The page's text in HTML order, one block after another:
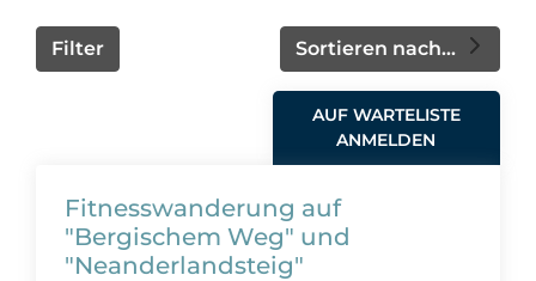
Sortieren nach...
Filter
AUF WARTELISTE
ANMELDEN
Fitnesswanderung auf
"Bergischem Weg" und
"Neanderlandsteig"